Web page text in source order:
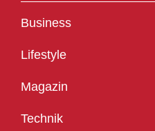
Business
Lifestyle
Magazin
Technik